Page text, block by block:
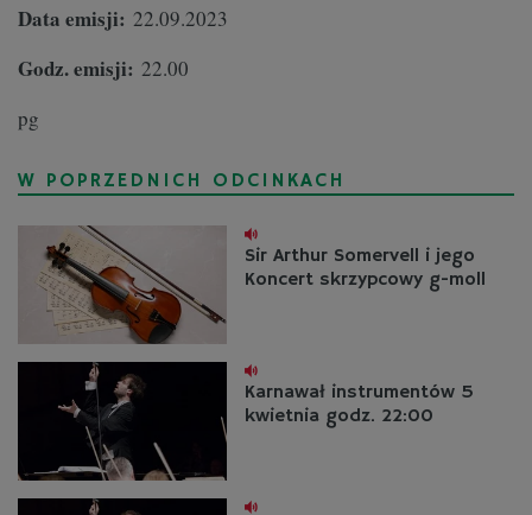
Data emisji: 22.09.2023
Godz. emisji: 22.00
pg
W POPRZEDNICH ODCINKACH
Sir Arthur Somervell i jego
Koncert skrzypcowy g-moll
Karnawał instrumentów 5
kwietnia godz. 22:00